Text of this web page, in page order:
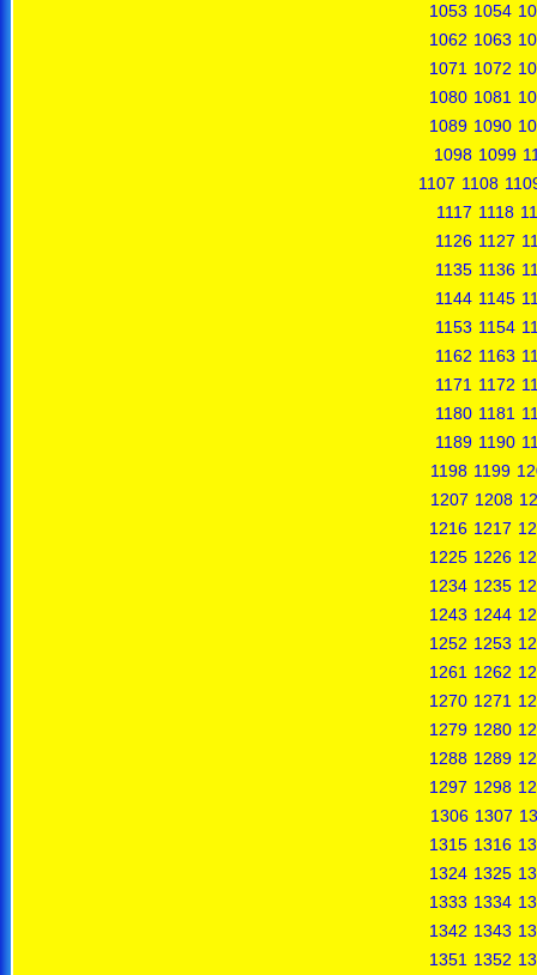
1053 1054
1062 1063
1071 1072
1080 1081
1089 1090
1098 1099
1107 1108
1117 1118
1126 1127
1135 1136
1144 1145
1153 1154
1162 1163
1171 1172
1180 1181
1189 1190
1198 1199
1207 1208
1216 1217
1225 1226
1234 1235
1243 1244
1252 1253
1261 1262
1270 1271
1279 1280
1288 1289
1297 1298
1306 1307
1315 1316
1324 1325
1333 1334
1342 1343
1351 1352